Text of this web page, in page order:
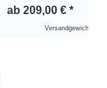
ab 209,00 € *
Versandgewicht: 0,5